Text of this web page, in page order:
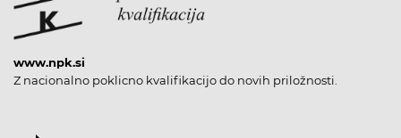
www.npk.si
Z nacionalno poklicno kvalifikacijo do novih priložnosti.